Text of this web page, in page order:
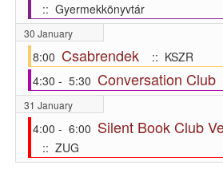
:: Gyermekkönyvtár
30 January
8:00 Csabrendek
:: KSZR
4:30 - 5:30 Conversation Club
31 January
4:00 - 6:00 Silent Book Club
:: ZUG